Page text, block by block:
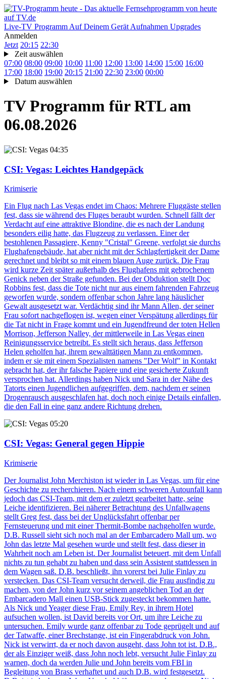
Live-TV Programm Auf Deinem Gerät Aufnahmen Upgrades
Anmelden
Jetzt 20:15 22:30
Zeit auswählen
07:00 08:00 09:00 10:00 11:00 12:00 13:00 14:00 15:00 16:00
17:00 18:00 19:00 20:15 21:00 22:30 23:00 00:00
Datum auswählen
TV Programm für RTL am
06.08.2026
04:35
CSI: Vegas: Leichtes Handgepäck
Krimiserie
Ein Flug nach Las Vegas endet im Chaos: Mehrere Fluggäste stellen
fest, dass sie während des Fluges beraubt wurden. Schnell fällt der
Verdacht auf eine attraktive Blondine, die es nach der Landung
besonders eilig hatte, das Flugzeug zu verlassen. Einer der
bestohlenen Passagiere, Kenny "Cristal" Greene, verfolgt sie durchs
Flughafengebäude, hat aber nicht mit der Schlagfertigkeit der Dame
gerechnet und bleibt so mit einem blauen Auge zurück. Die Frau
wird kurze Zeit später außerhalb des Flughafens mit gebrochenem
Genick neben der Straße gefunden. Bei der Obduktion stellt Doc
Robbins fest, dass die Tote nicht nur aus einem fahrenden Fahrzeug
geworfen wurde, sondern offenbar schon Jahre lang häuslicher
Gewalt ausgesetzt war. Verdächtig sind ihr Mann Allen, der seiner
Frau sofort nachgeflogen ist, wegen einer Verspätung allerdings für
die Tat nicht in Frage kommt und ein Jugendfreund der toten Hellen
Morrison, Jefferson Nalley, der mittlerweile in Las Vegas einen
Reinigungsservice betreibt. Es stellt sich heraus, dass Jefferson
Helen geholfen hat, ihrem gewalttätigen Mann zu entkommen,
indem er sie mit einem Spezialisten namens "Der Wolf" in Kontakt
gebracht hat, der ihr falsche Papiere und eine gesicherte Zukunft
versprochen hat. Allerdings haben Nick und Sara in der Nähe des
Tatorts einen Jugendlichen aufgegriffen, dem, nachdem er seinen
Drogenrausch ausgeschlafen hat, doch noch einige Details einfallen,
die den Fall in eine ganz andere Richtung drehen.
05:20
CSI: Vegas: General gegen Hippie
Krimiserie
Der Journalist John Merchiston ist wieder in Las Vegas, um für eine
Geschichte zu recherchieren. Nach einem schweren Autounfall kann
jedoch das CSI-Team, mit dem er zuletzt gearbeitet hatte, seine
Leiche identifizieren. Bei näherer Betrachtung des Unfallwagens
stellt Greg fest, dass bei der Unglücksfahrt offenbar per
Fernsteuerung und mit einer Thermit-Bombe nachgeholfen wurde.
D.B. Russell sieht sich noch mal an der Embarcadero Mall um, wo
John das letzte Mal gesehen wurde und stellt fest, dass dieser in
Wahrheit noch am Leben ist. Der Journalist beteuert, mit dem Unfall
nichts zu tun gehabt zu haben und dass sein Assistent stattdessen in
dem Wagen saß. D.B. beschließt, ihn vorerst bei Julie Finlay zu
verstecken. Das CSI-Team versucht derweil, die Frau ausfindig zu
machen, von der John kurz vor seinem angeblichen Tod an der
Embarcadero Mall einen USB-Stick zugesteckt bekommen hatte.
Als Nick und Yeager diese Frau, Emily Rey, in ihrem Hotel
aufsuchen wollen, ist David bereits vor Ort, um ihre Leiche zu
untersuchen. Emily wurde ganz offenbar zu Tode geprügelt und auf
der Tatwaffe, einer Brechstange, ist ein Fingerabdruck von John.
Nick ist verwirrt, da er noch davon ausgeht, dass John tot ist. D.B.,
der als Einziger weiß, dass John noch lebt, versucht Julie Finlay zu
warnen, doch da werden Julie und John bereits vom FBI in
Begleitung von Brass verhaftet und auch D.B. wird festgesetzt.